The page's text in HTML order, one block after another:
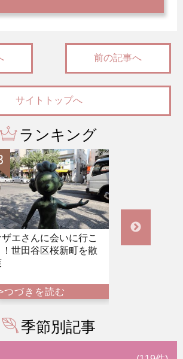
前の記事へ
サイトトップへ
ランキング
最大の閻魔大王像が
座する新宿・太宗寺へ
つづきを読む
季節別記事